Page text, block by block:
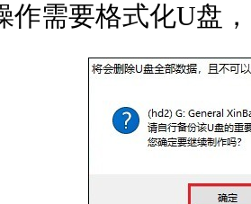
作需要格式化U盘